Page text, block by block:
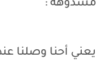
مشدوهة :
يعني أحنا وصلنا